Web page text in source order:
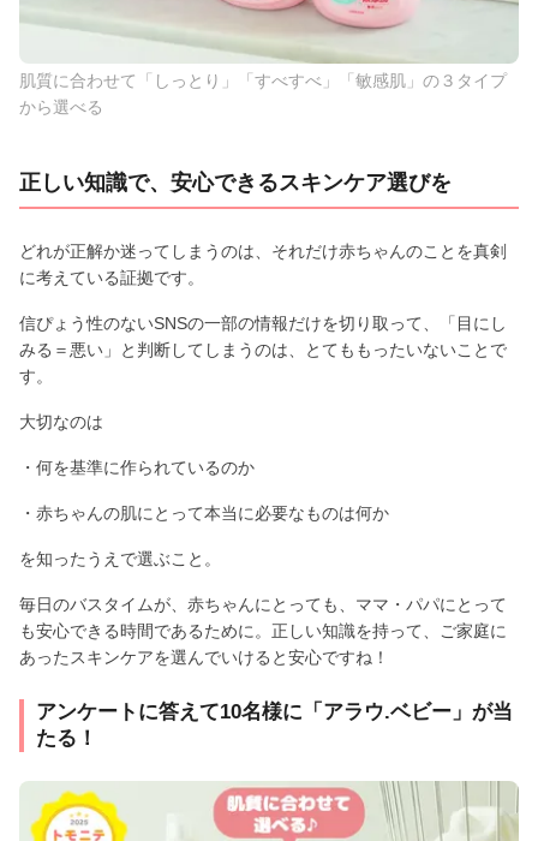
肌質に合わせて「しっとり」「すべすべ」「敏感肌」の３タイプ
から選べる
正しい知識で、安心できるスキンケア選びを
どれが正解か迷ってしまうのは、それだけ赤ちゃんのことを真剣
に考えている証拠です。
信ぴょう性のないSNSの一部の情報だけを切り取って、「目にし
みる＝悪い」と判断してしまうのは、とてももったいないことで
す。
大切なのは
・何を基準に作られているのか
・赤ちゃんの肌にとって本当に必要なものは何か
を知ったうえで選ぶこと。
毎日のバスタイムが、赤ちゃんにとっても、ママ・パパにとって
も安心できる時間であるために。正しい知識を持って、ご家庭に
あったスキンケアを選んでいけると安心ですね！
アンケートに答えて10名様に「アラウ.ベビー」が当
たる！